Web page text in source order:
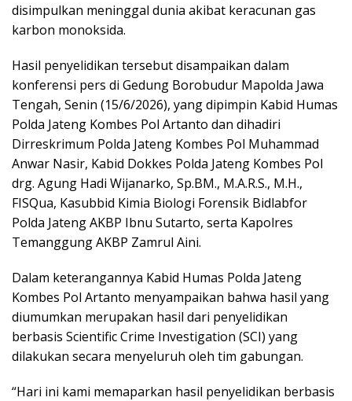
disimpulkan meninggal dunia akibat keracunan gas
karbon monoksida.
Hasil penyelidikan tersebut disampaikan dalam
konferensi pers di Gedung Borobudur Mapolda Jawa
Tengah, Senin (15/6/2026), yang dipimpin Kabid Humas
Polda Jateng Kombes Pol Artanto dan dihadiri
Dirreskrimum Polda Jateng Kombes Pol Muhammad
Anwar Nasir, Kabid Dokkes Polda Jateng Kombes Pol
drg. Agung Hadi Wijanarko, Sp.BM., M.A.R.S., M.H.,
FISQua, Kasubbid Kimia Biologi Forensik Bidlabfor
Polda Jateng AKBP Ibnu Sutarto, serta Kapolres
Temanggung AKBP Zamrul Aini.
Dalam keterangannya Kabid Humas Polda Jateng
Kombes Pol Artanto menyampaikan bahwa hasil yang
diumumkan merupakan hasil dari penyelidikan
berbasis Scientific Crime Investigation (SCI) yang
dilakukan secara menyeluruh oleh tim gabungan.
“Hari ini kami memaparkan hasil penyelidikan berbasis